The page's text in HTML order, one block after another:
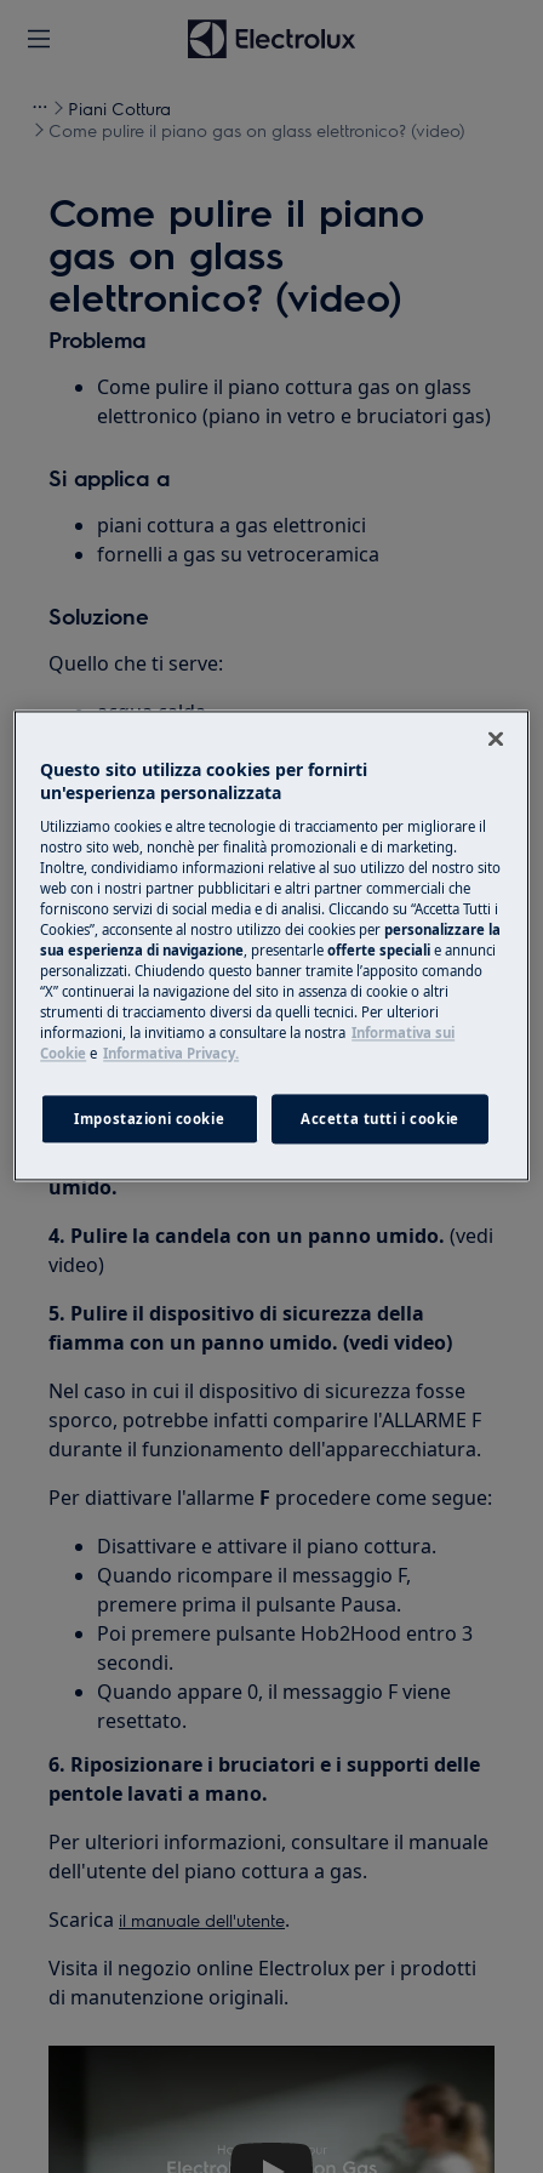
Piani Cottura
Come pulire il piano gas on glass elettronico? (video)
Come pulire il piano
gas on glass
elettronico? (video)
Problema
Come pulire il piano cottura gas on glass
elettronico (piano in vetro e bruciatori gas)
Si applica a
piani cottura a gas elettronici
fornelli a gas su vetroceramica
Soluzione
Quello che ti serve:
acqua calda
micro panno
raschietto per vetro
Electrolux Vitro Care(disponibile nel nostro
negozio online)
1. Spegnere l'alimentazione e assicurarsi che
il piano di cottura sia freddo.
2. Rimuovere i supporti e i bruciatori e
procedere al lavaggio a mano (no
lavastoviglie)
per pentole molto sporchi.
umido.
4. Pulire la candela con un panno umido.(vedi
video)
5. Pulire il dispositivo di sicurezza della
fiamma con un panno umido. (vedi video)
Nel caso in cui il dispositivo di sicurezza fosse
sporco, potrebbe infatti comparire l'ALLARME F
durante il funzionamento dell'apparecchiatura.
Per diattivare l'allarme F procedere come segue:
Disattivare e attivare il piano cottura.
Quando ricompare il messaggio F,
premere prima il pulsante Pausa.
Poi premere pulsante Hob2Hood entro 3
secondi.
Quando appare 0, il messaggio F viene
resettato.
6. Riposizionare i bruciatori e i supporti delle
pentole lavati a mano.
Per ulteriori informazioni, consultare il manuale
dell'utente del piano cottura a gas.
Scarica il manuale dell'utente.
Visita il negozio online Electrolux per i prodotti
di manutenzione originali.
Questo sito utilizza cookies per fornirti
un'esperienza personalizzata
Utilizziamo cookies e altre tecnologie di tracciamento per migliorare il
nostro sito web, nonchè per finalità promozionali e di marketing.
Inoltre, condividiamo informazioni relative al suo utilizzo del nostro sito
web con i nostri partner pubblicitari e altri partner commerciali che
forniscono servizi di social media e di analisi. Cliccando su “Accetta Tutti i
Cookies”, acconsente al nostro utilizzo dei cookies perpersonalizzare la
sua esperienza di navigazione , presentarleofferte speciali e annunci
personalizzati. Chiudendo questo banner tramite l’apposito comando
“X” continuerai la navigazione del sito in assenza di cookie o altri
strumenti di tracciamento diversi da quelli tecnici. Per ulteriori
informazioni, la invitiamo a consultare la nostra Informativa sui
Cookie e Informativa Privacy.
Impostazioni cookie Accetta tutti i cookie